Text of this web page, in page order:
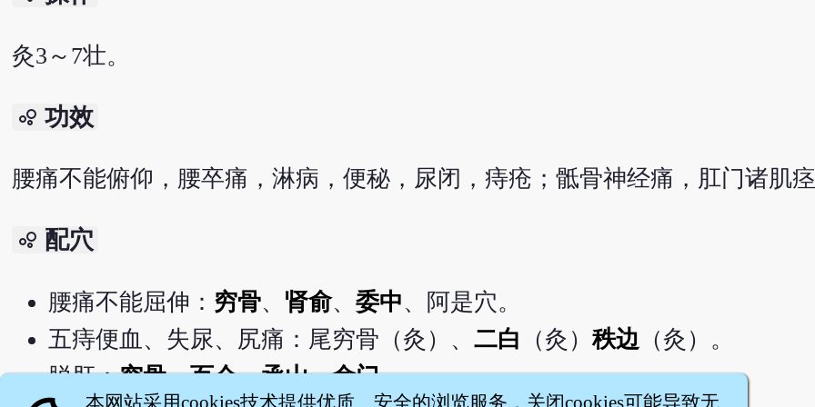
灸3～7壮。
bubble_chart 功效
腰痛不能俯仰，腰卒痛，淋病，便秘，尿闭，痔疮；骶骨神经痛，肛门诸肌
bubble_chart 配穴
腰痛不能屈伸： 穷骨、 肾俞、 委中、阿是穴。
五痔便血、失尿、尻痛：尾穷骨（灸）、 二白 （灸） 秩边（灸）。
脱肛：穷骨、百会、承山、命门。
本网站采用cookies技术提供优质、安全的浏览服务，关闭cookies可能导致无